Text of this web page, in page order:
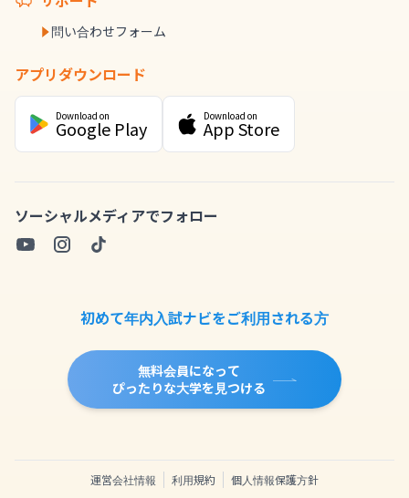
問い合わせフォーム
アプリダウンロード
Download on
Google Play
Download on
App Store
ソーシャルメディアでフォロー
初めて年内入試ナビをご利用される方
無料会員になって
ぴったりな大学を見つける
運営会社情報 利用規約 個人情報保護方針